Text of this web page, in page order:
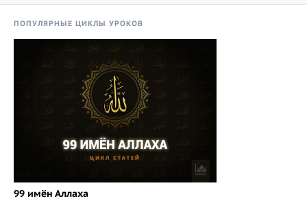
ПОПУЛЯРНЫЕ ЦИКЛЫ УРОКОВ
99 имён Аллаха